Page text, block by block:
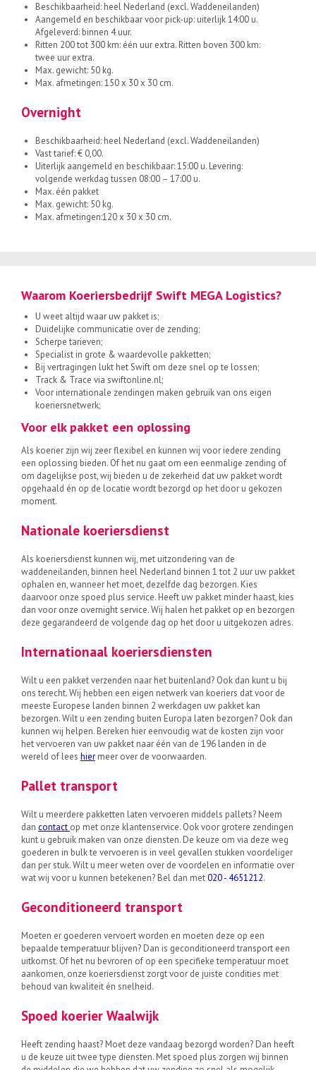
Beschikbaarheid: heel Nederland (excl. Waddeneilanden)
Aangemeld en beschikbaar voor pick-up: uiterlijk 14:00 u.
Afgeleverd: binnen 4 uur.
Ritten 200 tot 300 km: één uur extra. Ritten boven 300 km:
twee uur extra.
Max. gewicht: 50 kg.
Max. afmetingen: 150 x 30 x 30 cm.
Overnight
Beschikbaarheid: heel Nederland (excl. Waddeneilanden)
Vast tarief: € 0,00.
Uiterlijk aangemeld en beschikbaar: 15:00 u. Levering:
volgende werkdag tussen 08:00 – 17:00 u.
Max. één pakket
Max. gewicht: 50 kg.
Max. afmetingen:120 x 30 x 30 cm.
Waarom Koeriersbedrijf Swift MEGA Logistics?
U weet altijd waar uw pakket is;
Duidelijke communicatie over de zending;
Scherpe tarieven;
Specialist in grote & waardevolle pakketten;
Bij vertragingen lukt het Swift om deze snel op te lossen;
Track & Trace via swiftonline.nl;
Voor internationale zendingen maken gebruik van ons eigen
koeriersnetwerk;
Voor elk pakket een oplossing
Als koerier zijn wij zeer flexibel en kunnen wij voor iedere zending
een oplossing bieden. Of het nu gaat om een eenmalige zending of
om dagelijkse post, wij bieden u de zekerheid dat uw pakket wordt
opgehaald én op de locatie wordt bezorgd op het door u gekozen
moment.
Nationale koeriersdienst
Als koeriersdienst kunnen wij, met uitzondering van de
waddeneilanden, binnen heel Nederland binnen 1 tot 2 uur uw pakket
ophalen en, wanneer het moet, dezelfde dag bezorgen. Kies
daarvoor onze spoed plus service. Heeft uw pakket minder haast, kies
dan voor onze overnight service. Wij halen het pakket op en bezorgen
deze gegarandeerd de volgende dag op het door u uitgekozen adres.
Internationaal koeriersdiensten
Wilt u een pakket verzenden naar het buitenland? Ook dan kunt u bij
ons terecht. Wij hebben een eigen netwerk van koeriers dat voor de
meeste Europese landen binnen 2 werkdagen uw pakket kan
bezorgen. Wilt u een zending buiten Europa laten bezorgen? Ook dan
kunnen wij helpen. Bereken hier eenvoudig wat de kosten zijn voor
het vervoeren van uw pakket naar één van de 196 landen in de
wereld of lees hier meer over de voorwaarden.
Pallet transport
Wilt u meerdere pakketten laten vervoeren middels pallets? Neem
dan contact op met onze klantenservice. Ook voor grotere zendingen
kunt u gebruik maken van onze diensten. De keuze om via deze weg
goederen in bulk te vervoeren is in veel gevallen stukken voordeliger
dan per stuk. Wilt u meer weten over de voordelen en informatie over
wat wij voor u kunnen betekenen? Bel dan met020 - 4651212.
Geconditioneerd transport
Moeten er goederen vervoert worden en moeten deze op een
bepaalde temperatuur blijven? Dan is geconditioneerd transport een
uitkomst. Of het nu bevroren of op een specifieke temperatuur moet
aankomen, onze koeriersdienst zorgt voor de juiste condities met
behoud van kwaliteit én snelheid.
Spoed koerier Waalwijk
Heeft zending haast? Moet deze vandaag bezorgd worden? Dan heeft
u de keuze uit twee type diensten. Met spoed plus zorgen wij binnen